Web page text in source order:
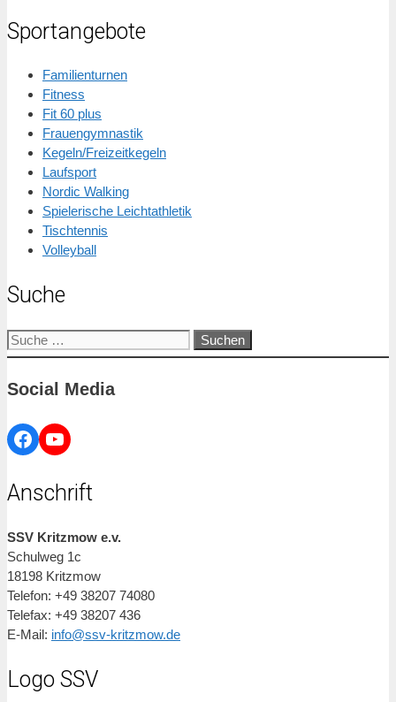
Sportangebote
Familienturnen
Fitness
Fit 60 plus
Frauengymnastik
Kegeln/Freizeitkegeln
Laufsport
Nordic Walking
Spielerische Leichtathletik
Tischtennis
Volleyball
Suche
Suche
nach:
Social Media
Facebook
YouTube
Anschrift
SSV Kritzmow e.v.
Schulweg 1c
18198 Kritzmow
Telefon: +49 38207 74080
Telefax: +49 38207 436
E-Mail: info@ssv-kritzmow.de
Logo SSV